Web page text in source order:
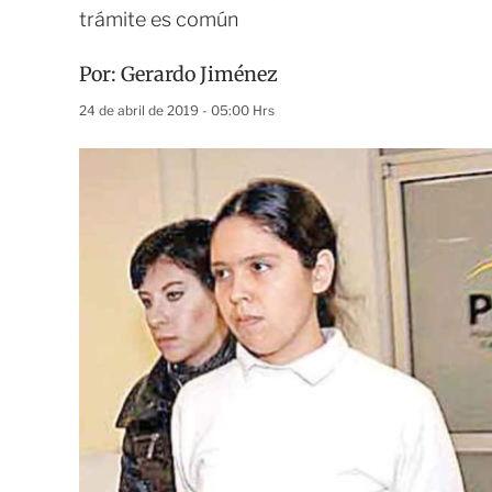
trámite es común
Por: Gerardo Jiménez
24 de abril de 2019 - 05:00 Hrs